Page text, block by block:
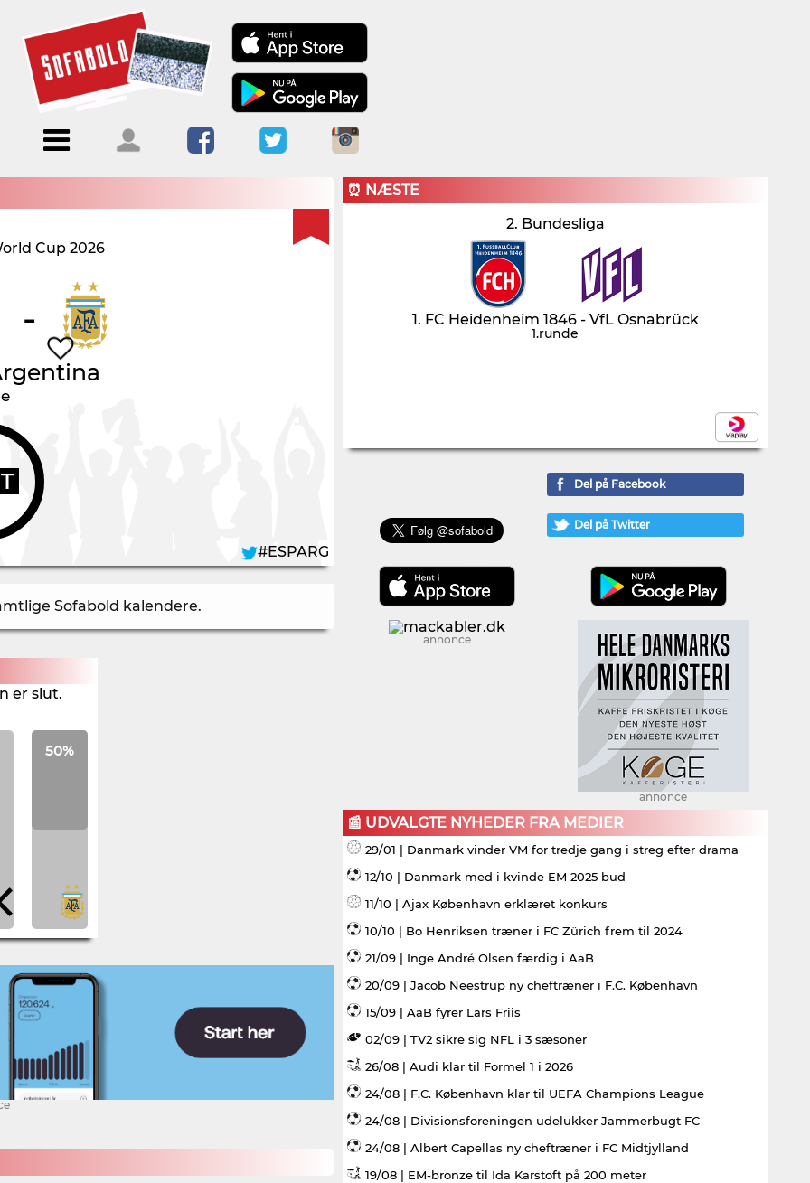
Menu
Forside Kalendere
Blogs
Om
Sofabold
Kontakt
Opret
Log ind
Cup 2026
-
#ESPARG
Sofabold kalendere.
er slut.
50%
⏰ NÆSTE
2. Bundesliga
1. FC Heidenheim 1846 - VfL Osnabrück
1.runde
Del på Facebook
Del på Twitter
annonce
annonce
📰 UDVALGTE NYHEDER FRA MEDIER
29/01 | Danmark vinder VM for tredje gang i streg efter drama
12/10 | Danmark med i kvinde EM 2025 bud
11/10 | Ajax København erklæret konkurs
10/10 | Bo Henriksen træner i FC Zürich frem til 2024
21/09 | Inge André Olsen færdig i AaB
20/09 | Jacob Neestrup ny cheftræner i F.C. København
15/09 | AaB fyrer Lars Friis
02/09 | TV2 sikre sig NFL i 3 sæsoner
26/08 | Audi klar til Formel 1 i 2026
24/08 | F.C. København klar til UEFA Champions League
24/08 | Divisionsforeningen udelukker Jammerbugt FC
24/08 | Albert Capellas ny cheftræner i FC Midtjylland
19/08 | EM-bronze til Ida Karstoft på 200 meter